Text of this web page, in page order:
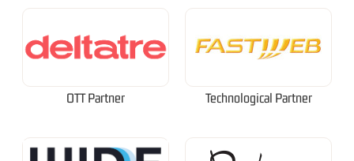
OTT Partner Technological Partner